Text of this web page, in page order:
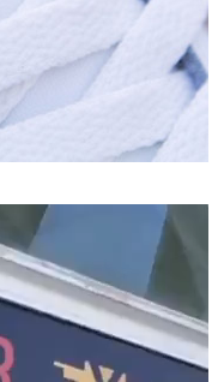
نمایشگر
ویدیو